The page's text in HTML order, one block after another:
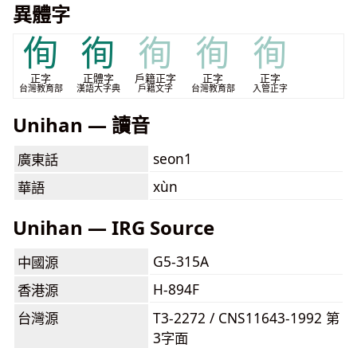
異體字
侚
正字
台灣教育部
徇
正體字
漢語大字典
徇
戶籍正字
戶籍文字
徇
正字
台灣教育部
徇
正字
入管正字
Unihan — 讀音
廣東話
seon1
華語
xùn
Unihan — IRG Source
中國源
G5-315A
香港源
H-894F
台灣源
T3-2272 / CNS11643-1992 第
3字面